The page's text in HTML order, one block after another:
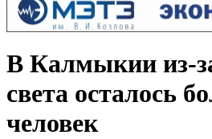
В Калмыкии из-
света осталось
человек